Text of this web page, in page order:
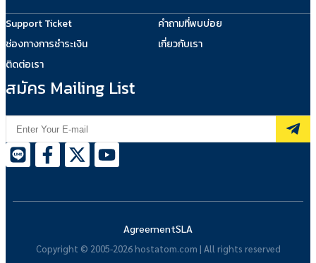
Support Ticket
ช่องทางการชำระเงิน
ติดต่อเรา
คำถามที่พบบ่อย
เกี่ยวกับเรา
สมัคร Mailing List
Copyright © 2005-2026 hostatom.com | All rights reserved
AgreementSLA